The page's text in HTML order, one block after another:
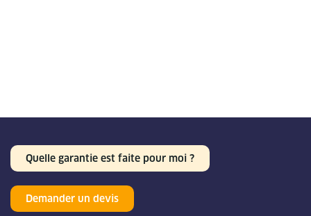
Quelle garantie est faite pour moi ?
Demander un devis